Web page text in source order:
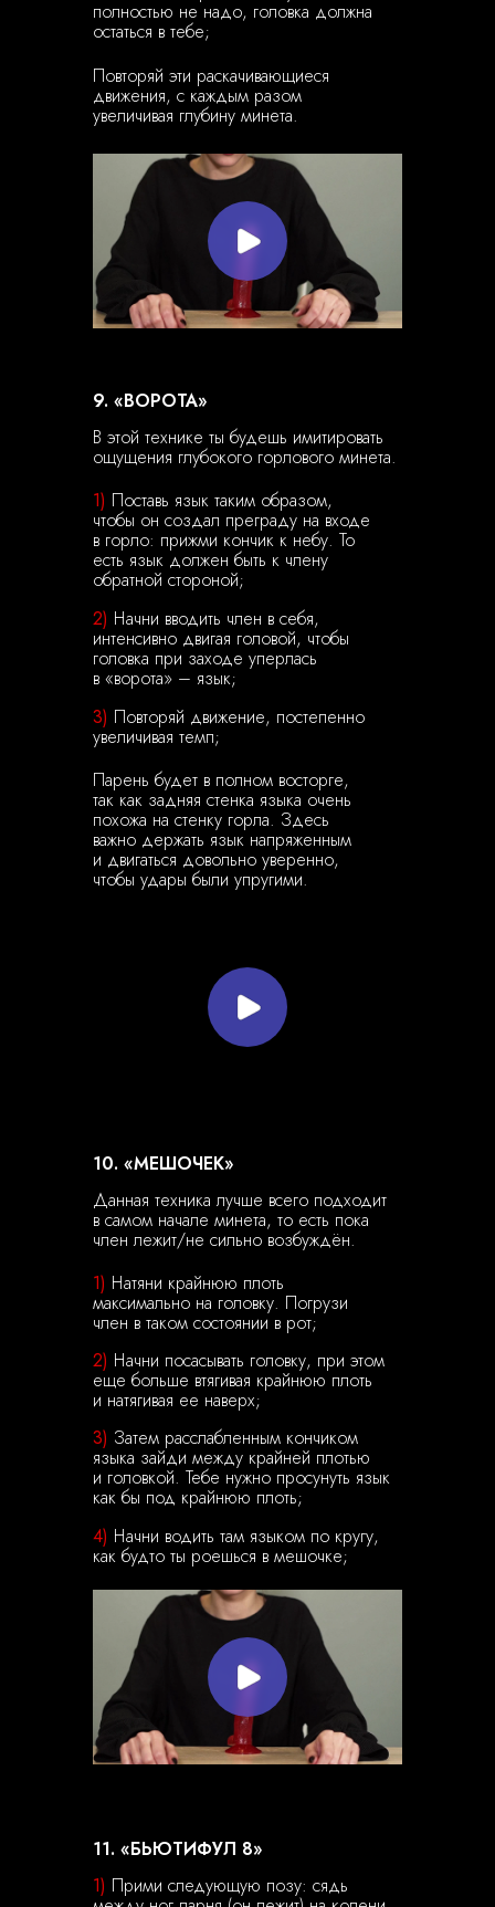
Повторяй эти раскачивающиеся
движения, с каждым разом
увеличивая глубину минета.
полностью не надо, головка должна
остаться в тебе;
9. «ВОРОТА»
В этой технике ты будешь имитировать
ощущения глубокого горлового минета.
1) Поставь язык таким образом,
чтобы он создал преграду на входе
в горло: прижми кончик к небу. То
есть язык должен быть к члену
обратной стороной;
2) Начни вводить член в себя,
интенсивно двигая головой, чтобы
головка при заходе уперлась
в «ворота» – язык;
Парень будет в полном восторге,
так как задняя стенка языка очень
похожа на стенку горла. Здесь
важно держать язык напряженным
и двигаться довольно уверенно,
чтобы удары были упругими.
3) Повторяй движение, постепенно
увеличивая темп;
10. «МЕШОЧЕК»
Данная техника лучше всего подходит
в самом начале минета, то есть пока
член лежит/не сильно возбуждён.
1) Натяни крайнюю плоть
максимально на головку. Погрузи
член в таком состоянии в рот;
2) Начни посасывать головку, при этом
еще больше втягивая крайнюю плоть
и натягивая ее наверх;
3) Затем расслабленным кончиком
языка зайди между крайней плотью
и головкой. Тебе нужно просунуть язык
как бы под крайнюю плоть;
4) Начни водить там языком по кругу,
как будто ты роешься в мешочке;
11. «БЬЮТИФУЛ 8»
1) Прими следующую позу: сядь